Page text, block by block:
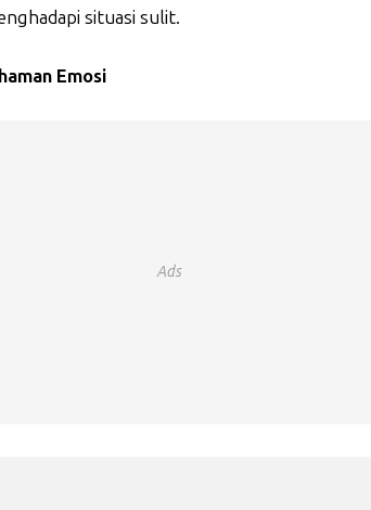
situasi sulit.
Emosi
Ads